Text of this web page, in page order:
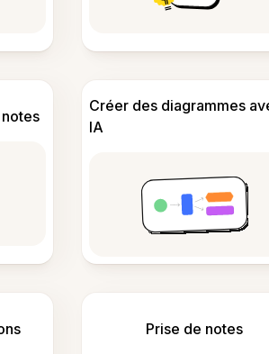
Créer des diagrammes
IA
Prise de notes